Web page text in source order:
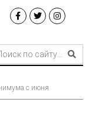
с июня